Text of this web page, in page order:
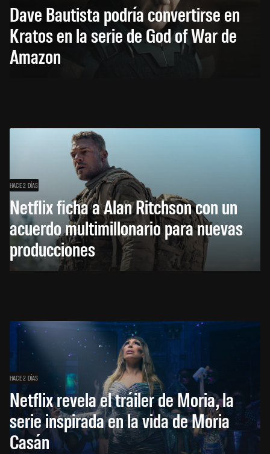
Dave Bautista podría convertirse en
Kratos en la serie de God of War de
Amazon
HACE 2 DÍAS
Netflix ficha a Alan Ritchson con un
acuerdo multimillonario para nuevas
producciones
HACE 2 DÍAS
Netflix revela el tráiler de Moria, la
serie inspirada en la vida de Moria
Casán